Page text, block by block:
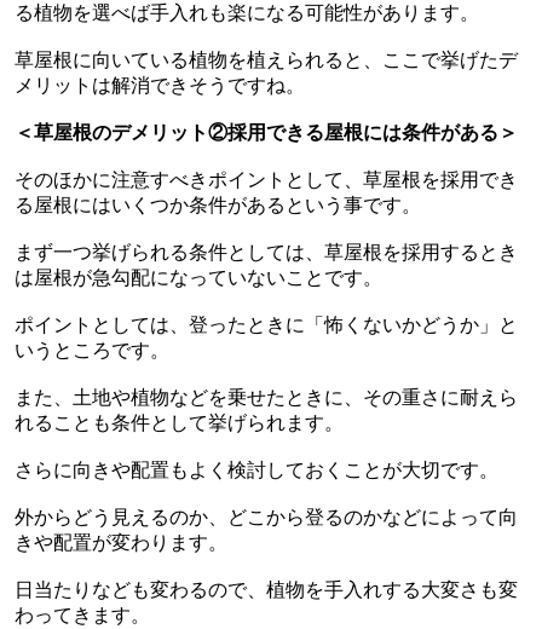
る植物を選べば手入れも楽になる可能性があります。
草屋根に向いている植物を植えられると、ここで挙げたデ
メリットは解消できそうですね。
＜草屋根のデメリット②採用できる屋根には条件がある＞
そのほかに注意すべきポイントとして、草屋根を採用でき
る屋根にはいくつか条件があるという事です。
まず一つ挙げられる条件としては、草屋根を採用するとき
は屋根が急勾配になっていないことです。
ポイントとしては、登ったときに「怖くないかどうか」と
いうところです。
また、土地や植物などを乗せたときに、その重さに耐えら
れることも条件として挙げられます。
さらに向きや配置もよく検討しておくことが大切です。
外からどう見えるのか、どこから登るのかなどによって向
きや配置が変わります。
日当たりなども変わるので、植物を手入れする大変さも変
わってきます。